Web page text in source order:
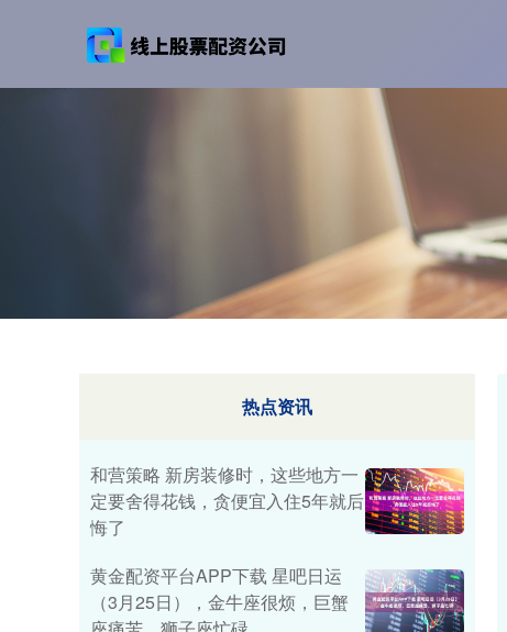
热点资讯
和营策略 新房装修时，这些地方一
定要舍得花钱，贪便宜入住5年就后
悔了
黄金配资平台APP下载 星吧日运
（3月25日），金牛座很烦，巨蟹